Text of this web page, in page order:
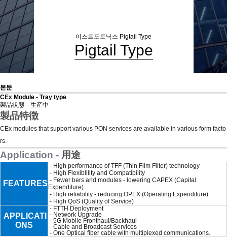
이스트포토닉스 Pigtail Type
Pigtail Type
본문
CEx Module - Tray type
製品状態－生産中
製品特徴
CEx modules that support various PON services are available in various form facto
rs.
Application - 用途
FEATURES
- High performance of TFF (Thin Film Filter) technology
- High Flexiblility and Compatibility
- Fewer bers and modules - lowering CAPEX (Capital
Expenditure)
- High reliability - reducing OPEX (Operating Expenditure)
- High QoS (Quality of Service)
APPLICATI
ONS
- FTTH Deployment
- Network Upgrade
- 5G Mobile Fronthaul/Backhaul
- Cable and Broadcast Services
- One Optical fiber cable with multiplexed communications.